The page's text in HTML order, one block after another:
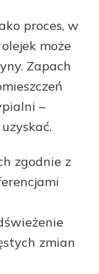
proces, w
może
Zapach
–
zgodnie z
zmian